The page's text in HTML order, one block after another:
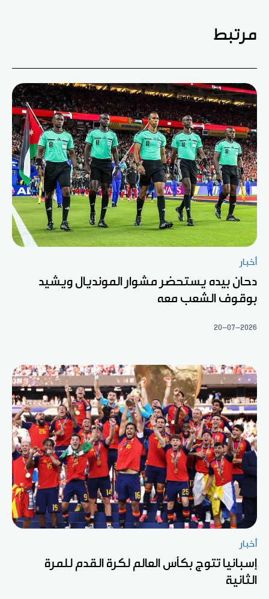
مرتبط
أخبار
دحان بيده يستحضر مشوار المونديال ويشيد
بوقوف الشعب معه
20-07-2026
أخبار
إسبانيا تتوج بكأس العالم لكرة القدم للمرة
الثانية